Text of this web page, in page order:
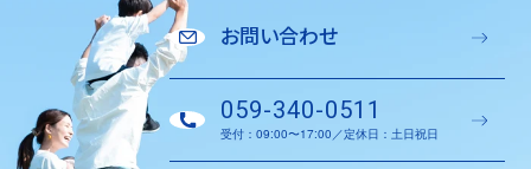
お問い合わせ
059-340-0511
受付：09:00〜17:00／定休日：土日祝日